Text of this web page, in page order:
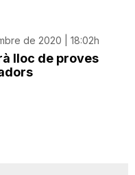
de 2020 | 18:02h
lloc de proves